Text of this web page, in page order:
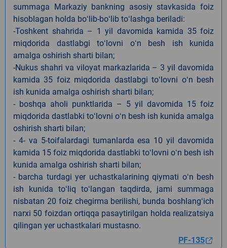
summaga Markaziy bankning asosiy stavkasida foiz
hisoblagan holda boʻlib-boʻlib toʻlashga beriladi:
-Toshkent shahrida – 1 yil davomida kamida 35 foiz
miqdorida dastlabgi toʻlovni oʻn besh ish kunida
amalga oshirish sharti bilan;
-Nukus shahri va viloyat markazlarida – 3 yil davomida
kamida 35 foiz miqdorida dastlabgi toʻlovni oʻn besh
ish kunida amalga oshirish sharti bilan;
- boshqa aholi punktlarida – 5 yil davomida 15 foiz
miqdorida dastlabki toʻlovni oʻn besh ish kunida amalga
oshirish sharti bilan;
- 4- va 5-toifalardagi tumanlarda esa 10 yil davomida
kamida 15 foiz miqdorida dastlabki toʻlovni oʻn besh ish
kunida amalga oshirish sharti bilan;
- barcha turdagi yer uchastkalarining qiymati oʻn besh
ish kunida toʻliq toʻlangan taqdirda, jami summaga
nisbatan 20 foiz chegirma berilishi, bunda boshlangʻich
narxi 50 foizdan ortiqqa pasaytirilgan holda realizatsiya
qilingan yer uchastkalari mustasno.
PF-135